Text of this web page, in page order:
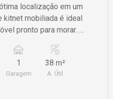
localização em um
pronto para morar. O
equipada com
cadeiras; - 1 vaga de
Localizada
1
Garagem
38 m²
A. Útil